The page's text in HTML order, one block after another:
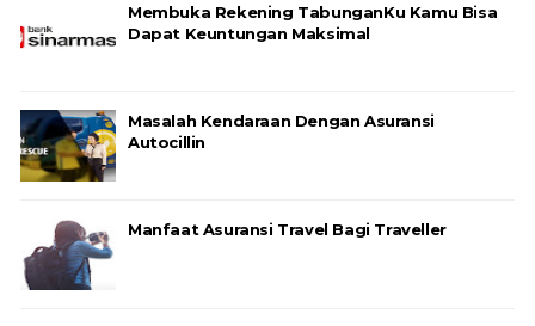
Membuka Rekening TabunganKu Kamu Bisa
Dapat Keuntungan Maksimal
Masalah Kendaraan Dengan Asuransi
Autocillin
Manfaat Asuransi Travel Bagi Traveller